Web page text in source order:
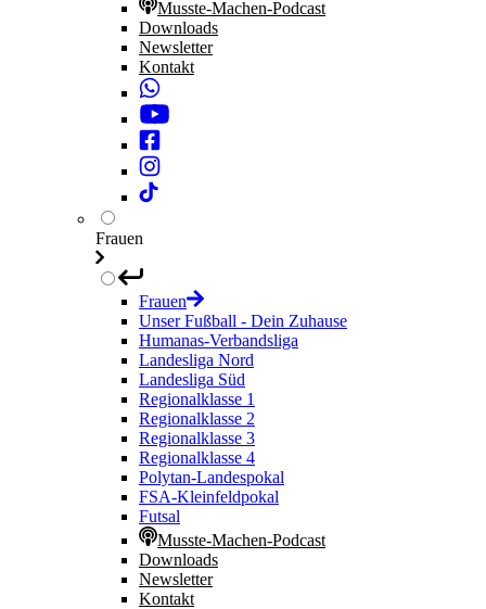
Musste-Machen-Podcast
Downloads
Newsletter
Kontakt
Frauen
Frauen
Unser Fußball - Dein Zuhause
Humanas-Verbandsliga
Landesliga Nord
Landesliga Süd
Regionalklasse 1
Regionalklasse 2
Regionalklasse 3
Regionalklasse 4
Polytan-Landespokal
FSA-Kleinfeldpokal
Futsal
Musste-Machen-Podcast
Downloads
Newsletter
Kontakt